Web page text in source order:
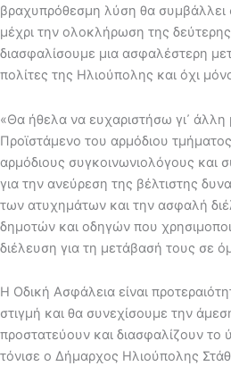
βραχυπρόθεσμη λύση θα
μέχρι την ολοκλήρωση της
διασφαλίσουμε μια ασφαλέστερη
πολίτες της Ηλιούπολης και όχι
«Θα ήθελα να ευχαριστήσω γι᾽ άλλη
Προϊστάμενο του αρμόδιου
αρμόδιους συγκοινωνιολόγους και
για την ανεύρεση της βέλτιστης
των ατυχημάτων και την ασφαλή
δημοτών και οδηγών που
διέλευση για τη μετάβασή τους σε
Η Οδική Ασφάλεια είναι
στιγμή και θα συνεχίσουμε την
προστατεύουν και διασφαλίζουν το
τόνισε ο Δήμαρχος Ηλιούπολης